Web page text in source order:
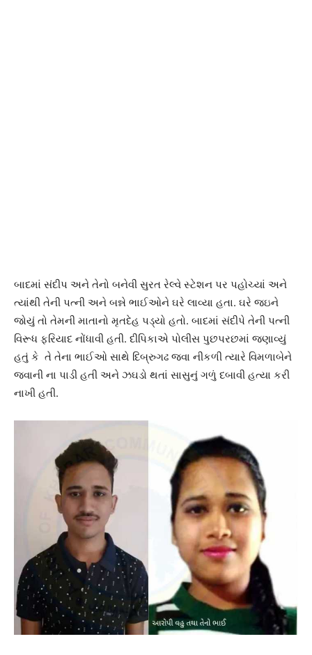
બાદમાં સંદીપ અને તેનો બનેવી સુરત રેલ્વે સ્ટેશન પર પહોચ્યાં અને
ત્યાંથી તેની પત્ની અને બન્ને ભાઈઓને ઘરે લાવ્યા હતા. ઘરે જઇને
જોયું તો તેમની માતાનો મૃતદેહ પડ્યો હતો. બાદમાં સંદીપે તેની પત્ની
વિરૂધ ફરિયાદ નોંધાવી હતી. દીપિકાએ પોલીસ પુછપરછમાં જણાવ્યું
હતું કે તે તેના ભાઈઓ સાથે દિબ્રુગઢ જવા નીકળી ત્યારે વિમળાબેને
જવાની ના પાડી હતી અને ઝઘડો થતાં સાસુનું ગળું દબાવી હત્યા કરી
નાખી હતી.